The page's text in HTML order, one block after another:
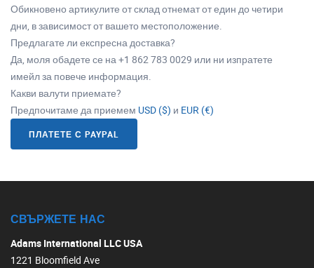
Обикновено артикулите от склад отнемат от един до четири
дни, в зависимост от вашето местоположение.
Предлагате ли експресна доставка?
Да, моля обадете се на +1 862 783 0029 или ни изпратете
имейл за повече информация.
Какви валути приемате?
Предпочитаме да приемем USD ($) и EUR (€)
ПЛАТЕТЕ С PAYPAL
СВЪРЖЕТЕ НАС
Adams International LLC USA
1221 Bloomfield Ave